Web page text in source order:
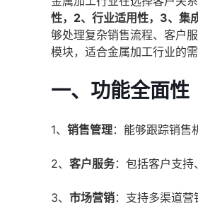
性，2、行业适用性，3、集
够处理复杂销售流程、客户
模块，适合金属加工行业的需
一、功能全面性
1、 销售管理：能够跟踪销售
2、 客户服务：包括客户支持
3、 市场营销：支持多渠道营